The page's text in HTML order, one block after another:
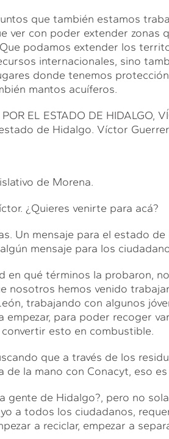
que también estamos
ver con poder extender zonas
podamos extender los
internacionales, sino
donde tenemos
mantos acuíferos.
EL ESTADO DE HIDALGO,
de Hidalgo. Víctor
de Morena.
¿Quieres venirte para acá?
Un mensaje para el estado
mensaje para los
en qué términos la probaron,
nosotros hemos venido
trabajando con algunos
empezar, para poder recoger
esto en combustible.
que a través de los
de la mano con Conacyt, eso
gente de Hidalgo?, pero no
a todos los ciudadanos,
a reciclar, empezar a